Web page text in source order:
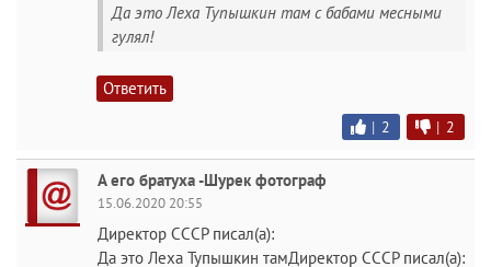
Да это Леха Тупышкин там с бабами месными
гулял!
Ответить
| 2 | 2
А его братуха -Шурек фотограф
15.06.2020 20:55
Директор СССР писал(а):
Да это Леха Тупышкин тамДиректор СССР писал(а):